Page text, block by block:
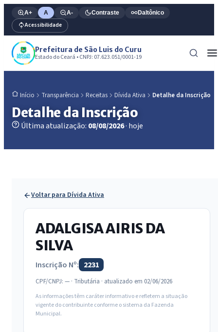
A+ A A- Contraste Daltônico
Acessibilidade
Prefeitura de São Luis do Curu
Estado do Ceará • CNPJ: 07.623.051/0001-19
Início Transparência Receitas Dívida Ativa Detalhe da Inscrição
Detalhe da Inscrição
Última atualização: 08/08/2026· hoje
Voltar para Dívida Ativa
ADALGISA AIRIS DA
SILVA
Inscrição Nº: 2231
CPF/CNPJ: — · Tributária · atualizado em 02/06/2026
As informações têm caráter informativo e refletem a situação
vigente do contribuinte conforme o sistema da Fazenda
Municipal.